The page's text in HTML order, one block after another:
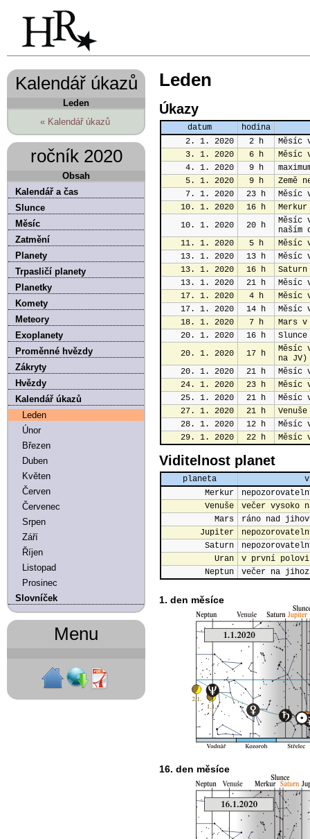
Kalendář úkazů
Leden
« Kalendář úkazů
ročník 2020
Obsah
Kalendář a čas
Slunce
Měsíc
Zatmění
Planety
Trpasličí planety
Planetky
Komety
Meteory
Exoplanety
Proměnné hvězdy
Zákryty
Hvězdy
Kalendář úkazů
Leden
Únor
Březen
Duben
Květen
Červen
Červenec
Srpen
Září
Říjen
Listopad
Prosinec
Slovníček
Menu
Leden
Úkazy
datum
hodina
2. 1. 2020
2 h
Měsíc
3. 1. 2020
6 h
4. 1. 2020
9 h
5. 1. 2020
9 h
Země
7. 1. 2020
23 h
Měsíc
10. 1. 2020
16 h
10. 1. 2020
20 h
Měsíc
naším
11. 1. 2020
5 h
Měsíc
13. 1. 2020
13 h
Měsíc
13. 1. 2020
16 h
13. 1. 2020
21 h
Měsíc
17. 1. 2020
4 h
Měsíc
17. 1. 2020
14 h
Měsíc
18. 1. 2020
7 h
Mars
20. 1. 2020
16 h
20. 1. 2020
17 h
Měsíc
na JV)
20. 1. 2020
21 h
Měsíc
24. 1. 2020
23 h
Měsíc
25. 1. 2020
21 h
Měsíc
27. 1. 2020
21 h
28. 1. 2020
12 h
Měsíc
29. 1. 2020
22 h Měsíc
Viditelnost planet
planeta
Merkur
Venuše
večer vysoko
Mars
ráno nad
Jupiter
Saturn
Uran
v první
Neptun
večer na
1. den měsíce
16. den měsíce